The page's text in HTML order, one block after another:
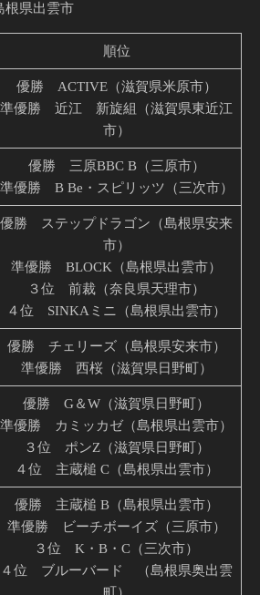
根県出雲市
順位
優勝 ACTIVE（滋賀県米原市）
準優勝 近江 新旋組（滋賀県東近江
市）
優勝 三原BBC B（三原市）
準優勝 B Be・スピリッツ（三次市）
優勝 ステップドラゴン（島根県安来
市）
準優勝 BLOCK（島根県出雲市）
３位 前裁（奈良県天理市）
４位 SINKAミニ（島根県出雲市）
優勝 チェリーズ（島根県安来市）
準優勝 西桜（滋賀県日野町）
優勝 G＆W（滋賀県日野町）
準優勝 カミッカゼ（島根県出雲市）
３位 ポンZ（滋賀県日野町）
４位 主蔵槌 C（島根県出雲市）
優勝 主蔵槌 B（島根県出雲市）
準優勝 ビーチボーイズ（三原市）
３位 K・B・C（三次市）
４位 ブルーバード （島根県奥出雲